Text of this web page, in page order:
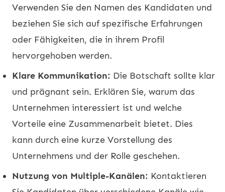
Verwenden Sie den Namen des Kandidaten und
beziehen Sie sich auf spezifische Erfahrungen
oder Fähigkeiten, die in ihrem Profil
hervorgehoben werden.
Klare Kommunikation: Die Botschaft sollte klar
und prägnant sein. Erklären Sie, warum das
Unternehmen interessiert ist und welche
Vorteile eine Zusammenarbeit bietet. Dies
kann durch eine kurze Vorstellung des
Unternehmens und der Rolle geschehen.
Nutzung von Multiple-Kanälen: Kontaktieren